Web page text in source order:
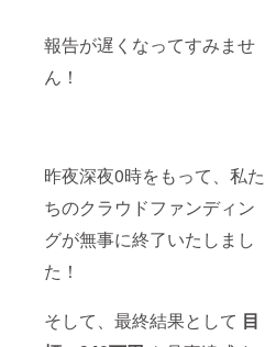
報告が遅くなってすみませ
ん！
昨夜深夜0時をもって、私た
ちのクラウドファンディン
グが無事に終了いたしまし
た！
そして、最終結果として 目